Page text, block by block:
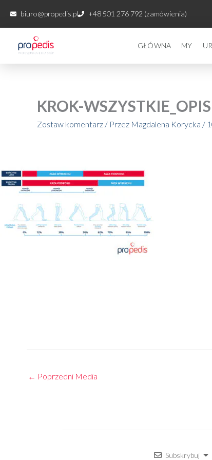
biuro@propedis.pl +48 501 276 792 (zamówienia)
GŁÓWNA MY
KROK-WSZYSTKIE_OPIS
Zostaw komentarz / Przez Magdalena Korycka /
← Poprzedni Media
Subskrybuj